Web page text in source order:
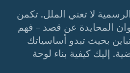
لا تعني الملل. تكمن
المحايدة عن قصد - فهم
بحيث تبدو أساسياتك
إليك كيفية بناء لوحة